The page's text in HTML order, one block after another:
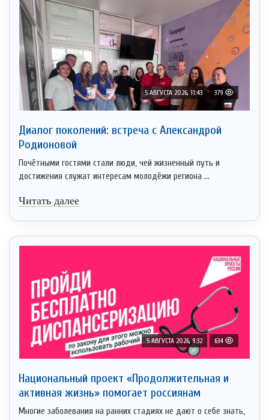
5 АВГУСТА 2026, 11:43 379
Диалог поколений: встреча с Александрой
Родионовой
Почётными гостями стали люди, чей жизненный путь и
достижения служат интересам молодёжи региона ...
Читать далее
5 АВГУСТА 2026, 9:32 634
Национальный проект «Продолжительная и
активная жизнь» помогает россиянам
Многие заболевания на ранних стадиях не дают о себе знать,